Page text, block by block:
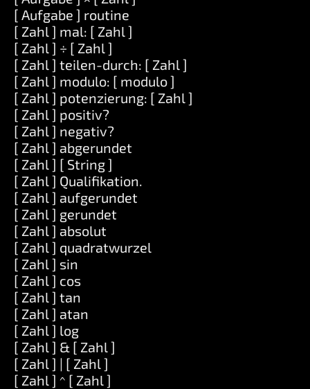
[ Aufgabe ] routine
[ Zahl ] mal: [ Zahl ]
[ Zahl ] ÷ [ Zahl ]
[ Zahl ] teilen-durch: [ Zahl ]
[ Zahl ] modulo: [ modulo ]
[ Zahl ] potenzierung: [ Zahl ]
[ Zahl ] positiv?
[ Zahl ] negativ?
[ Zahl ] abgerundet
[ Zahl ] [ String ]
[ Zahl ] Qualifikation.
[ Zahl ] aufgerundet
[ Zahl ] gerundet
[ Zahl ] absolut
[ Zahl ] quadratwurzel
[ Zahl ] sin
[ Zahl ] cos
[ Zahl ] tan
[ Zahl ] atan
[ Zahl ] log
[ Zahl ] & [ Zahl ]
[ Zahl ] | [ Zahl ]
[ Zahl ] ^ [ Zahl ]